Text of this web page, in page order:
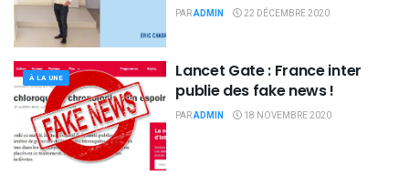
PARADMIN 22 DÉCEMBRE 2020
À LA UNE
Lancet Gate : France inter
publie des fake news !
PARADMIN 18 NOVEMBRE 2020